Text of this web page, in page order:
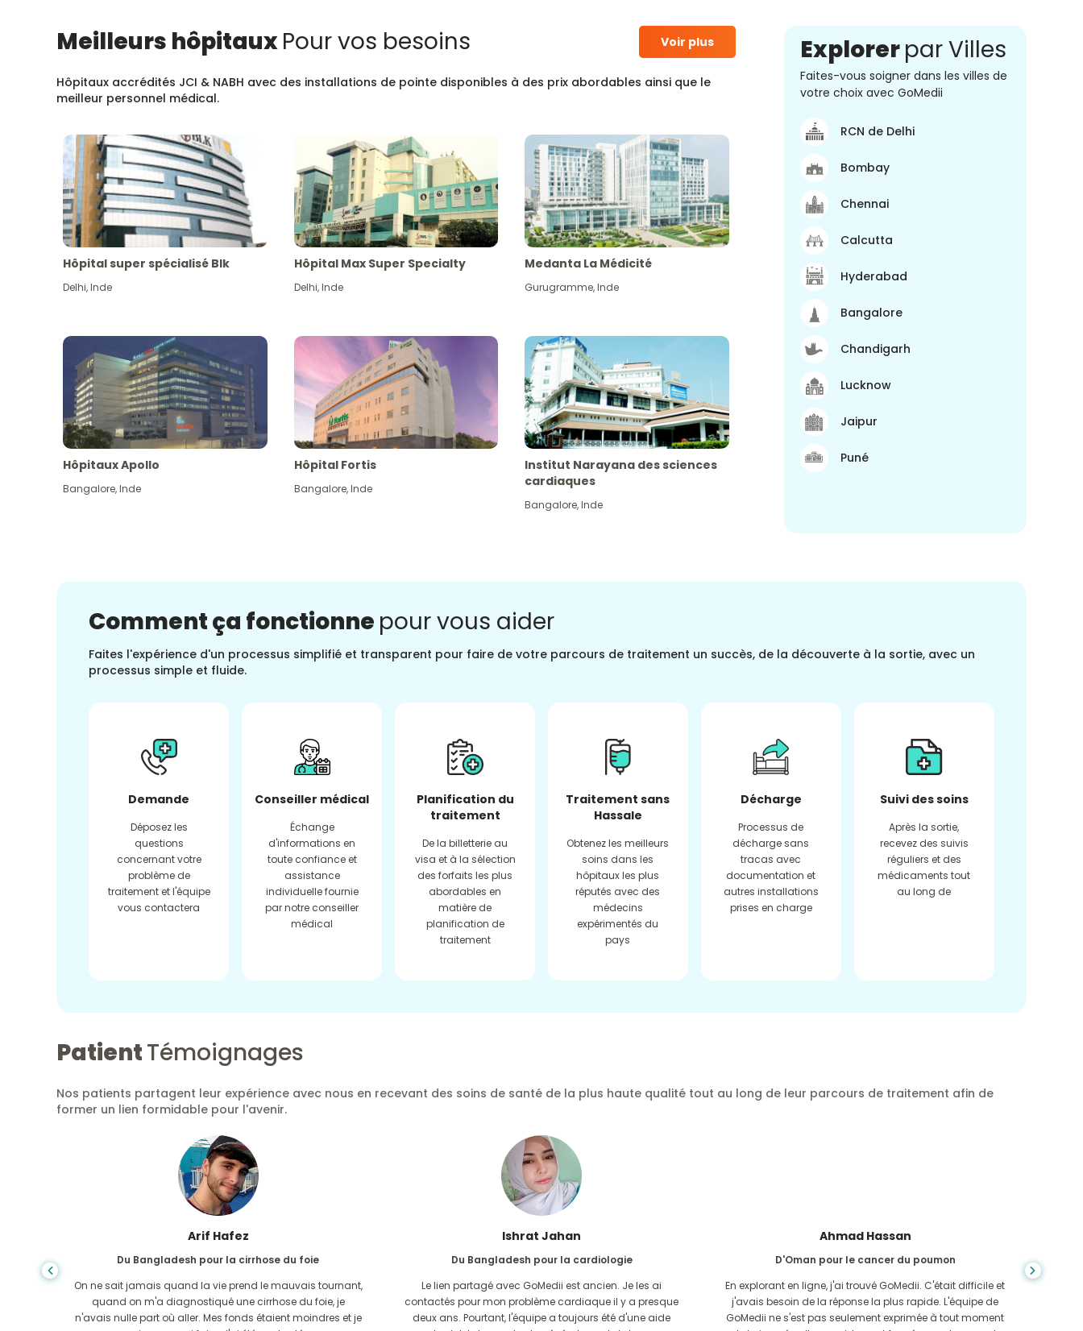
Meilleurs hôpitauxPour vos besoins Voir plus
Hôpitaux accrédités JCI & NABH avec des installations de pointe disponibles à des prix abordables ainsi que le
meilleur personnel médical.
Hôpital super spécialisé Blk
Delhi,Inde
Hôpital Max Super Specialty
Delhi,Inde
Medanta La Médicité
Gurugramme,Inde
Hôpitaux Apollo
Bangalore,Inde
Hôpital Fortis
Bangalore,Inde
Institut Narayana des sciences
cardiaques
Bangalore,Inde
Explorerpar Villes
Faites-vous soigner dans les villes de
votre choix avec GoMedii
RCN de Delhi
Bombay
Chennai
Calcutta
Hyderabad
Bangalore
Chandigarh
Lucknow
Jaipur
Puné
Comment ça fonctionne pour vous aider
Faites l'expérience d'un processus simplifié et transparent pour faire de votre parcours de traitement un succès, de la découverte à la sortie, avec un
processus simple et fluide.
Demande
Déposez les
questions
concernant votre
problème de
traitement et l'équipe
vous contactera
Conseiller médical
Échange
d'informations en
toute confiance et
assistance
individuelle fournie
par notre conseiller
médical
Planification du
traitement
De la billetterie au
visa et à la sélection
des forfaits les plus
abordables en
matière de
planification de
traitement
Traitement sans
Hassale
Obtenez les meilleurs
soins dans les
hôpitaux les plus
réputés avec des
médecins
expérimentés du
pays
Décharge
Processus de
décharge sans
tracas avec
documentation et
autres installations
prises en charge
Suivi des soins
Après la sortie,
recevez des suivis
réguliers et des
médicaments tout
au long de
PatientTémoignages
Nos patients partagent leur expérience avec nous en recevant des soins de santé de la plus haute qualité tout au long de leur parcours de traitement afin de
former un lien formidable pour l'avenir.
Arif Hafez
Du Bangladesh pour la cirrhose du foie
On ne sait jamais quand la vie prend le mauvais tournant,
quand on m'a diagnostiqué une cirrhose du foie, je
n'avais nulle part où aller. Mes fonds étaient moindres et je
Ishrat Jahan
Du Bangladesh pour la cardiologie
Le lien partagé avec GoMedii est ancien. Je les ai
contactés pour mon problème cardiaque il y a presque
deux ans. Pourtant, l'équipe a toujours été d'une aide
Ahmad Hassan
D'Oman pour le cancer du poumon
En explorant en ligne, j'ai trouvé GoMedii. C'était difficile et
j'avais besoin de la réponse la plus rapide. L'équipe de
GoMedii ne s'est pas seulement exprimée à tout moment